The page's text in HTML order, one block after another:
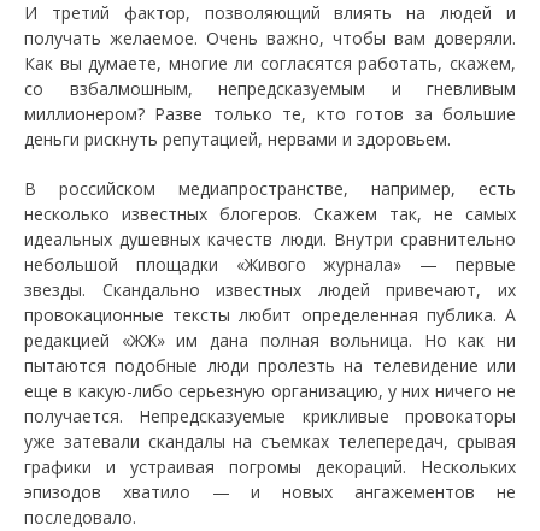
И третий фактор, позволяющий влиять на людей и
получать желаемое. Очень важно, чтобы вам доверяли.
Как вы думаете, многие ли согласятся работать, скажем,
со взбалмошным, непредсказуемым и гневливым
миллионером? Разве только те, кто готов за большие
деньги рискнуть репутацией, нервами и здоровьем.
В российском медиапространстве, например, есть
несколько известных блогеров. Скажем так, не самых
идеальных душевных качеств люди. Внутри сравнительно
небольшой площадки «Живого журнала» — первые
звезды. Скандально известных людей привечают, их
провокационные тексты любит определенная публика. А
редакцией «ЖЖ» им дана полная вольница. Но как ни
пытаются подобные люди пролезть на телевидение или
еще в какую-либо серьезную организацию, у них ничего не
получается. Непредсказуемые крикливые провокаторы
уже затевали скандалы на съемках телепередач, срывая
графики и устраивая погромы декораций. Нескольких
эпизодов хватило — и новых ангажементов не
последовало.